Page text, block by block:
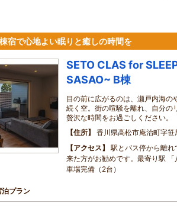
宿で心地よい眠りと癒しの時間を
SETO CLAS for
SASAO~ B棟
目の前に広がるのは、瀬戸内海の
続く空。街の喧騒を離れ、自分の
贅沢な時間をお過ごしください。
住所
香川県高松市庵治町字笹
アクセス
駅とバス停から離
来た方がお勧めです。最寄り駅
車場完備（2台）
泊プラン